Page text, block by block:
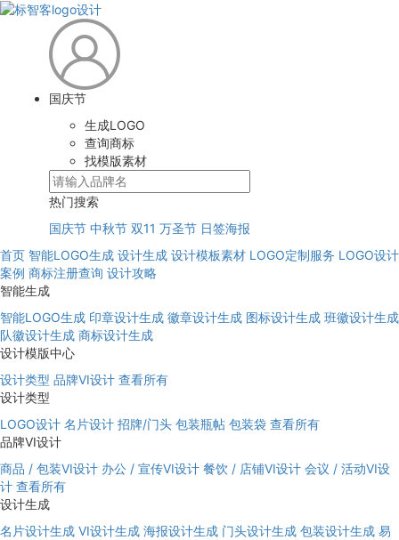
国庆节
生成LOGO
查询商标
找模版素材
热门搜索
国庆节 中秋节 双11 万圣节 日签海报
首页 智能LOGO生成 设计生成 设计模板素材 LOGO定制服务 LOGO设计
案例 商标注册查询 设计攻略
智能生成
智能LOGO生成 印章设计生成 徽章设计生成 图标设计生成 班徽设计生成
队徽设计生成 商标设计生成
设计模版中心
设计类型 品牌VI设计 查看所有
设计类型
LOGO设计 名片设计 招牌/门头 包装瓶帖 包装袋 查看所有
品牌VI设计
商品 / 包装VI设计 办公 / 宣传VI设计 餐饮 / 店铺VI设计 会议 / 活动VI设
计 查看所有
设计生成
名片设计生成 VI设计生成 海报设计生成 门头设计生成 包装设计生成 易